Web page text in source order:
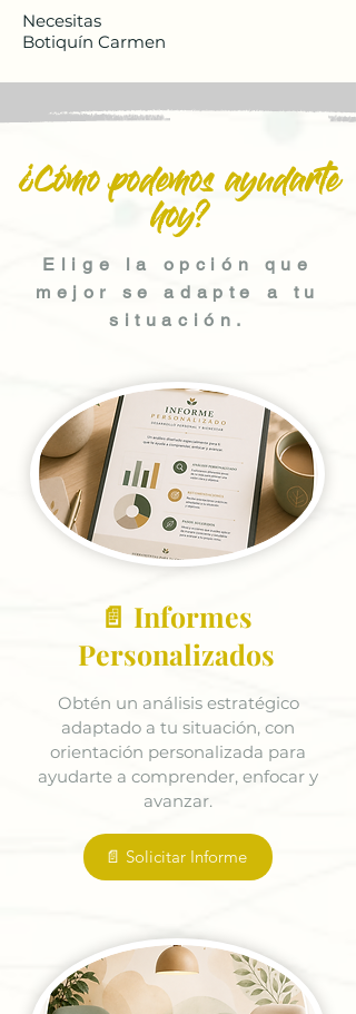
Necesitas
Botiquín Carmen
¿Cómo podemos ayudarte
hoy?
Elige la opción que
mejor se adapte a tu
situación.
📄 Informes
Personalizados
Obtén un análisis estratégico
adaptado a tu situación, con
orientación personalizada para
ayudarte a comprender, enfocar y
avanzar.
📄 Solicitar Informe